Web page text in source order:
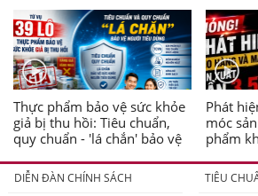
Thực phẩm bảo vệ sức khỏe
giả bị thu hồi: Tiêu chuẩn,
quy chuẩn - 'lá chắn' bảo vệ
Phát
móc
phẩm
DIỄN ĐÀN CHÍNH SÁCH TIÊU